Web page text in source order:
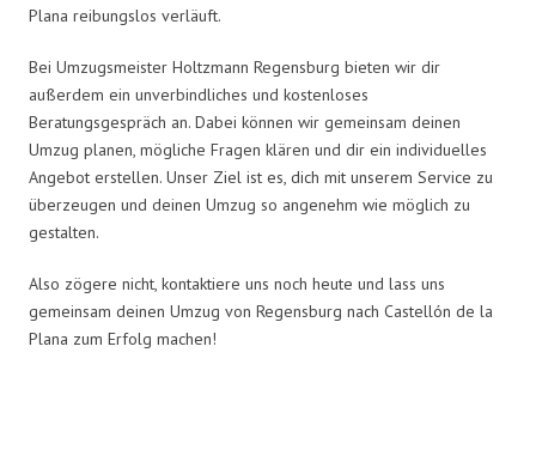
Plana reibungslos verläuft.
Bei Umzugsmeister Holtzmann Regensburg bieten wir dir
außerdem ein unverbindliches und kostenloses
Beratungsgespräch an. Dabei können wir gemeinsam deinen
Umzug planen, mögliche Fragen klären und dir ein individuelles
Angebot erstellen. Unser Ziel ist es, dich mit unserem Service zu
überzeugen und deinen Umzug so angenehm wie möglich zu
gestalten.
Also zögere nicht, kontaktiere uns noch heute und lass uns
gemeinsam deinen Umzug von Regensburg nach Castellón de la
Plana zum Erfolg machen!